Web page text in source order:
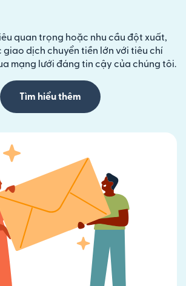
quan trọng hoặc nhu cầu đột xuất,
giao dịch chuyển tiền lớn với tiêu chí
mạng lưới đáng tin cậy của chúng tôi.
Tìm hiểu thêm